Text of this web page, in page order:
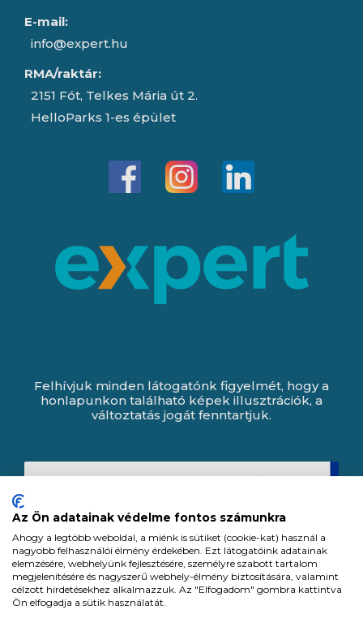
E-mail:
info@expert.hu
RMA/raktár:
2151 Fót, Telkes Mária út 2.
HelloParks 1-es épület
Felhívjuk minden látogatónk figyelmét, hogy a
honlapunkon található képek illusztrációk, a
változtatás jogát fenntartjuk.
Az Ön adatainak védelme fontos számunkra
Ahogy a legtöbb weboldal, a miénk is sütiket (cookie-kat) használ a
nagyobb felhasználói élmény érdekében. Ezt látogatóink adatainak
elemzésére, webhelyünk fejlesztésére, személyre szabott tartalom
megjelenítésére és nagyszerű webhely-élmény biztosítására, valamint
célzott hirdetésekhez alkalmazzuk. Az "Elfogadom" gombra kattintva
Ön elfogadja a sütik használatát.